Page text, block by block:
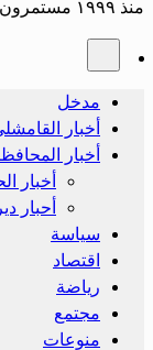
منذ ١٩٩٩ مستمرون
مدخل
أخبار
أخبار
أخبار
أحبار
سياسة
اقتصاد
رياضة
مجتمع
منوعات